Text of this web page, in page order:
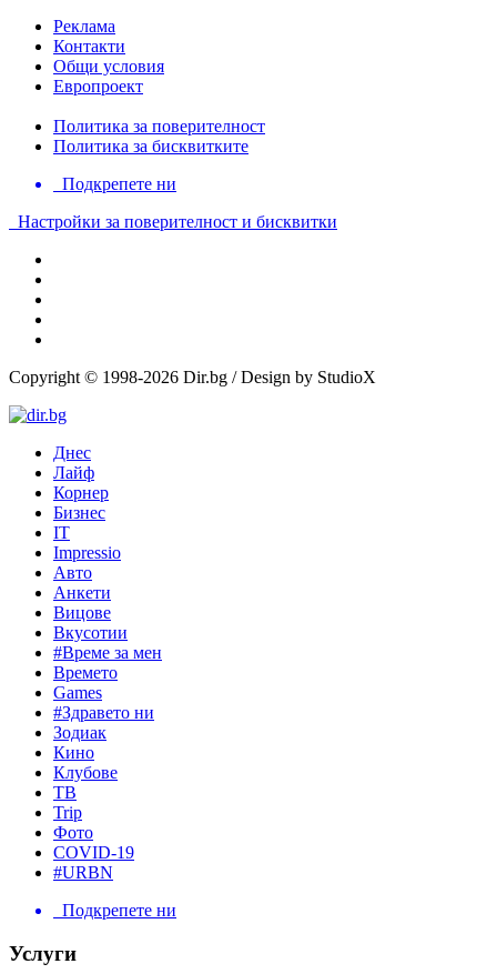
Реклама
Контакти
Общи условия
Европроект
Политика за поверителност
Политика за бисквитките
Подкрепете ни
Настройки за поверителност и бисквитки
Copyright © 1998-2026 Dir.bg / Design by StudioX
Днес
Лайф
Корнер
Бизнес
IT
Impressio
Авто
Анкети
Вицове
Вкусотии
#Време за мен
Времето
Games
#Здравето ни
Зодиак
Кино
Клубове
ТВ
Trip
Фото
COVID-19
#URBN
Подкрепете ни
Услуги